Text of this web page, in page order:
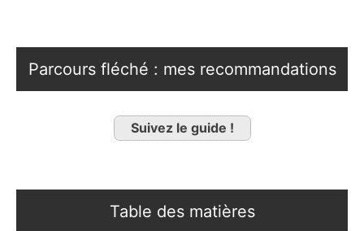
Parcours fléché : mes recommandations
Suivez le guide !
Table des matières